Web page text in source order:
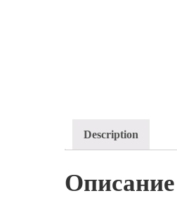
Description
Описание